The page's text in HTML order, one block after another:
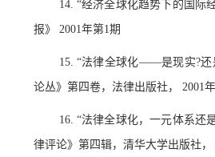
14. “经济全球化趋势下的国际
报》 2001年第1期
15. “法律全球化——是现实?还
论丛》第四卷，法律出版社， 2001
16. “法律全球化，一元体系还
律评论》第四辑，清华大学出版社，